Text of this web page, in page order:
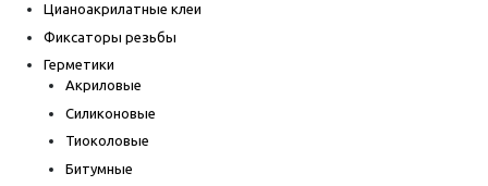
Цианоакрилатные клеи
Фиксаторы резьбы
Герметики
Акриловые
Силиконовые
Тиоколовые
Битумные